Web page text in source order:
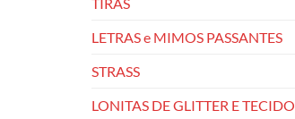
LETRAS e MIMOS PASSANTES
STRASS
LONITAS DE GLITTER E TECIDO